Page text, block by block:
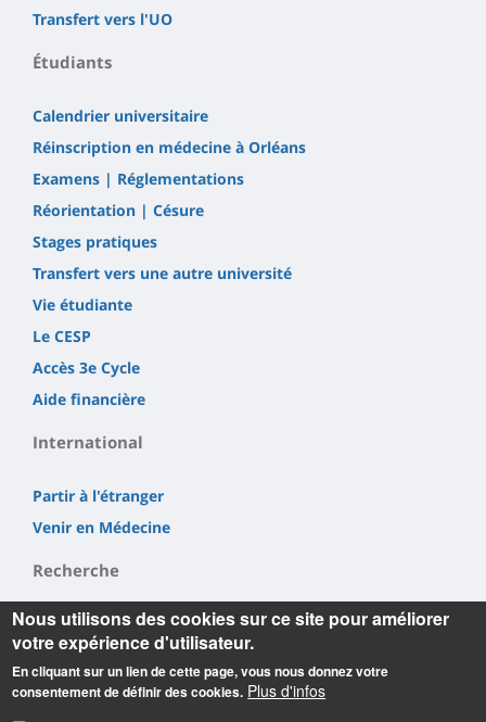
Transfert vers l'UO
Étudiants
Calendrier universitaire
Réinscription en médecine à Orléans
Examens | Réglementations
Réorientation | Césure
Stages pratiques
Transfert vers une autre université
Vie étudiante
Le CESP
Accès 3e Cycle
Aide financière
International
Partir à l'étranger
Venir en Médecine
Recherche
LI²RSO
CBM
INEM
Nous utilisons des cookies sur ce site pour améliorer
votre expérience d'utilisateur.
En cliquant sur un lien de cette page, vous nous donnez votre
consentement de définir des cookies. Plus d'infos